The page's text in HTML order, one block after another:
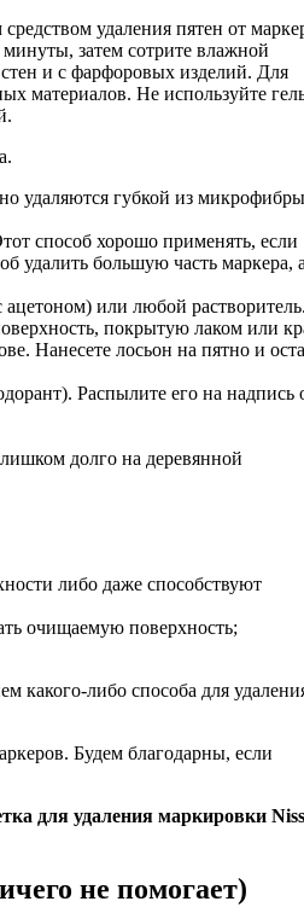
удаления пятен от
минуты, затем сотрите влажной
и с фарфоровых изделий. Для
материалов. Не используйте
удаляются губкой из микрофибры
способ хорошо применять, если
удалить большую часть маркера,
ацетоном) или любой растворитель.
покрытую лаком или
Нанесете лосьон на пятно и
Распылите его на надпись
долго на деревянной
либо даже способствуют
очищаемую поверхность;
какого-либо способа для
Будем благодарны, если
для удаления маркировки
не помогает)